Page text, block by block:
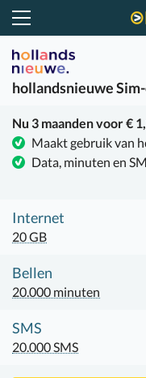
hollandsnieuwe
Nu 3 maanden voor €
Maakt gebruik van
Data, minuten en
Internet
20 GB
Bellen
20.000 minuten
SMS
20.000 SMS